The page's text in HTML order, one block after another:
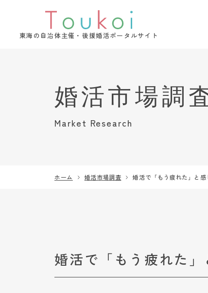
東海の自治体主催・後援婚活ポータルサイト
Market Research
ホーム 婚活市場調査 婚活で「もう疲れた」と
婚活で「もう疲れた